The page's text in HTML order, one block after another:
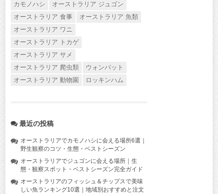
カモノハシ
オーストラリア ジュゴン
オーストラリア 食事
オーストラリア 魚類
オーストラリア ワニ
オーストラリア トカゲ
オーストラリア サメ
オーストラリア 爬虫類
ウォンバット
オーストラリア 動物園
ロッキンハム
最近の投稿
オーストラリアでカモノハシに会える場所6選｜
野生観察のコツ・生態・ベストシーズン
オーストラリアでジュゴンに会える場所｜生
態・観察スポット・ベストシーズン完全ガイド
オーストラリアのフィッシュ＆チップスで美味
しい魚ランキング10選｜地域別おすすめと注文